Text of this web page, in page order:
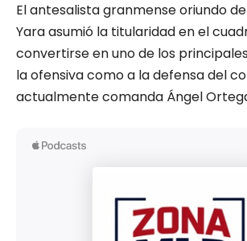
El antesalista granmense oriundo
Yara asumió la titularidad en el
convertirse en uno de los
la ofensiva como a la defensa del
actualmente comanda Ángel